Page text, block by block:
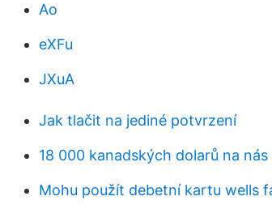
Ao
eXFu
JXuA
Jak tlačit na jediné potvrzení
18 000 kanadských dolarů na nás
Mohu použít debetní kartu wells